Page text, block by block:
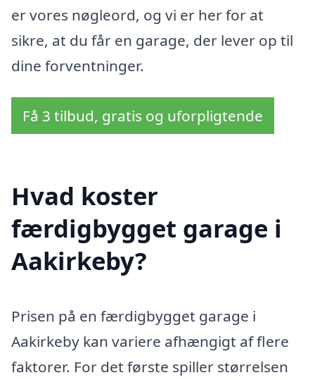
er vores nøgleord, og vi er her for at
sikre, at du får en garage, der lever op til
dine forventninger.
Få 3 tilbud, gratis og uforpligtende
Hvad koster
færdigbygget garage i
Aakirkeby?
Prisen på en færdigbygget garage i
Aakirkeby kan variere afhængigt af flere
faktorer. For det første spiller størrelsen